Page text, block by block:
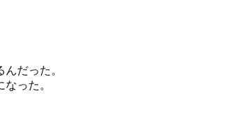
だった。
った。